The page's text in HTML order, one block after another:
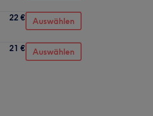
22 € Auswählen
21 € Auswählen